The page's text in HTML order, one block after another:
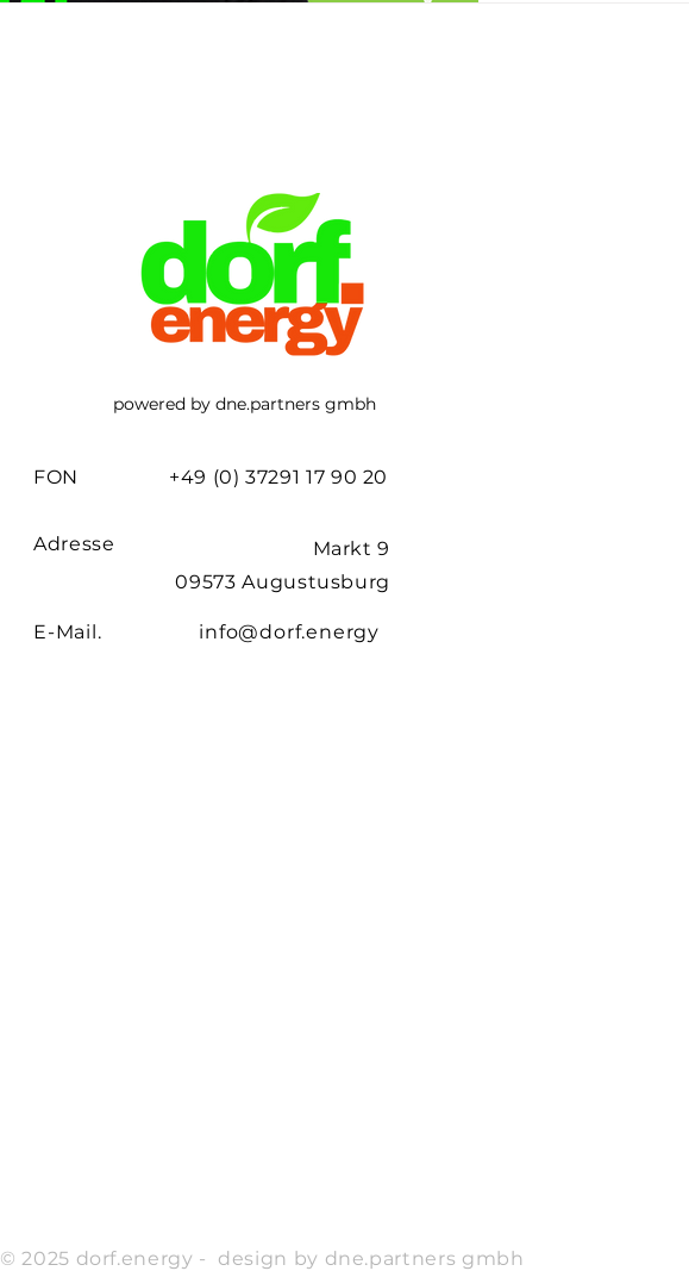
powered by dne.partners gmbh
FON
Adresse
+49 (0) 37291 17 90 20
Markt 9
09573 Augustusburg
E-Mail. info@dorf.energy
© 2025 dorf.energy - design by dne.partners gmbh